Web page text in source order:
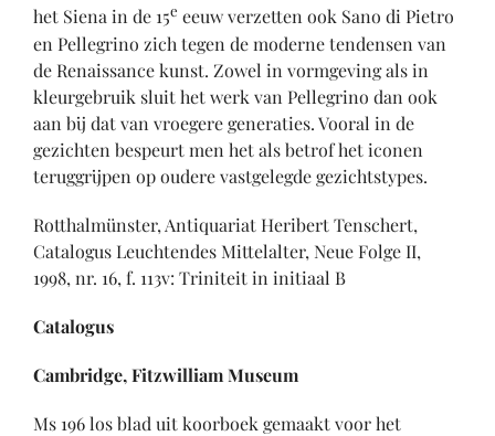
het Siena in de 15e eeuw verzetten ook Sano di Pietro
en Pellegrino zich tegen de moderne tendensen van
de Renaissance kunst. Zowel in vormgeving als in
kleurgebruik sluit het werk van Pellegrino dan ook
aan bij dat van vroegere generaties. Vooral in de
gezichten bespeurt men het als betrof het iconen
teruggrijpen op oudere vastgelegde gezichtstypes.
Rotthalmünster, Antiquariat Heribert Tenschert,
Catalogus Leuchtendes Mittelalter, Neue Folge II,
1998, nr. 16, f. 113v: Triniteit in initiaal B
Catalogus
Cambridge, Fitzwilliam Museum
Ms 196 los blad uit koorboek gemaakt voor het